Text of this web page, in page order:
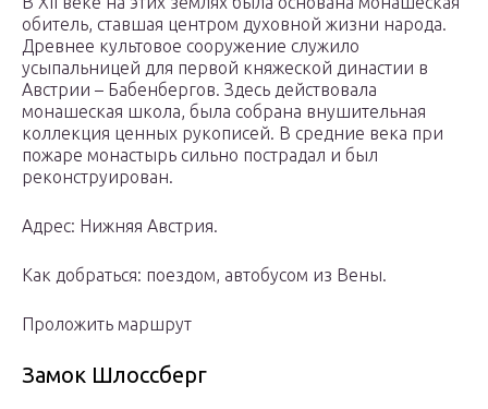
обитель, ставшая центром духовной жизни народа.
Древнее культовое сооружение служило
усыпальницей для первой княжеской династии в
Австрии – Бабенбергов. Здесь действовала
монашеская школа, была собрана внушительная
коллекция ценных рукописей. В средние века при
пожаре монастырь сильно пострадал и был
реконструирован.
Адрес: Нижняя Австрия.
Как добраться: поездом, автобусом из Вены.
Проложить маршрут
Замок Шлоссберг